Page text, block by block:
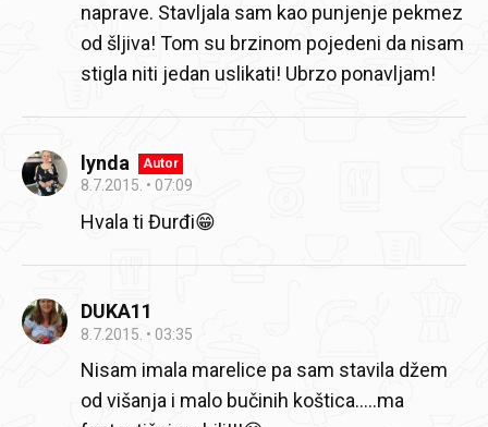
naprave. Stavljala sam kao punjenje pekmez
od šljiva! Tom su brzinom pojedeni da nisam
stigla niti jedan uslikati! Ubrzo ponavljam!
lynda Autor
8.7.2015. 07:09
Hvala ti Đurđi😁
DUKA11
8.7.2015. 03:35
Nisam imala marelice pa sam stavila džem
od višanja i malo bučinih koštica.....ma